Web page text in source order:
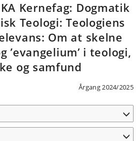
KA Kernefag: Dogmatik
Teologi: Teologiens
Om at skelne
’evangelium’ i teologi,
og samfund
Årgang 2024/2025